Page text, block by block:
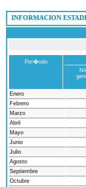
 INFORMACION
Per�odo
Enero
Febrero
Marzo
Abril
Mayo
Junio
Julio
Agosto
Septiembre
Octubre